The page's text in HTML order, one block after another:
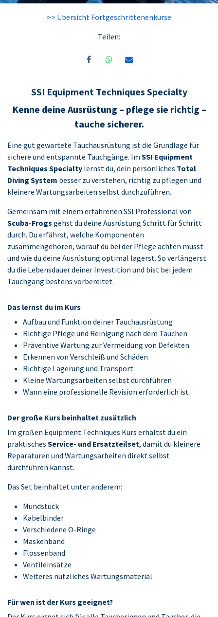
>> Übersicht Fortgeschrittenenkurse
Teilen:
SSI Equipment Techniques Specialty
Kenne deine Ausrüstung – pflege sie richtig –
tauche sicherer.
Eine gut gewartete Tauchausrüstung ist die Grundlage für
sichere und entspannte Tauchgänge. Im SSI Equipment
Techniques Specialty lernst du, dein persönliches Total
Diving System besser zu verstehen, richtig zu pflegen und
kleinere Wartungsarbeiten selbst durchzuführen.
Gemeinsam mit einem erfahrenen SSI Professional von
Scuba-Frogs gehst du deine Ausrüstung Schritt für Schritt
durch. Du erfährst, welche Komponenten
zusammengehören, worauf du bei der Pflege achten musst
und wie du deine Ausrüstung optimal lagerst. So verlängerst
du die Lebensdauer deiner Investition und bist bei jedem
Tauchgang bestens vorbereitet.
Das lernst du im Kurs
Aufbau und Funktion deiner Tauchausrüstung
Richtige Pflege und Reinigung nach dem Tauchen
Präventive Wartung zur Vermeidung von Defekten
Erkennen von Verschleiß und Schäden
Richtige Lagerung und Transport
Kleine Wartungsarbeiten selbst durchführen
Wann eine professionelle Revision erforderlich ist
Der große Kurs beinhaltet zusätzlich
Im großen Equipment Techniques Kurs erhältst du ein
praktisches Service- und Ersatzteilset, damit du kleinere
Reparaturen und Wartungsarbeiten direkt selbst
durchführen kannst.
Das Set beinhaltet unter anderem:
Mundstück
Kabelbinder
Verschiedene O-Ringe
Maskenband
Flossenband
Ventileinsätze
Weiteres nützliches Wartungsmaterial
Für wen ist der Kurs geeignet?